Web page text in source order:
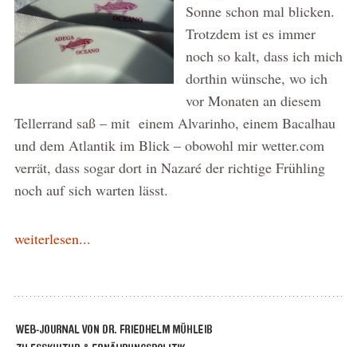
Sonne schon mal blicken.
Trotzdem ist es immer
noch so kalt, dass ich mich
dorthin wünsche, wo ich
vor Monaten an diesem
Tellerrand saß – mit einem Alvarinho, einem Bacalhau
und dem Atlantik im Blick – obowohl mir wetter.com
verrät, dass sogar dort in Nazaré der richtige Frühling
noch auf sich warten lässt.
weiterlesen...